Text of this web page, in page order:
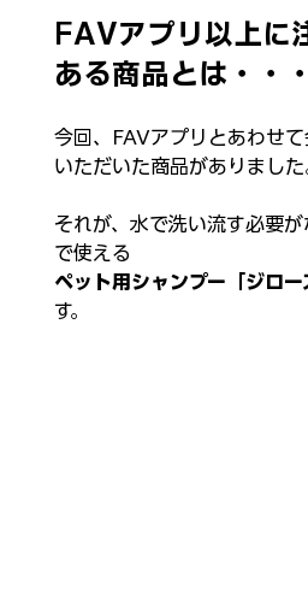
FAVアプリ以上に
ある商品とは・・
今回、FAVアプリとあわせ
いただいた商品がありました
それが、水で洗い流す必要
で使える
ペット用シャンプー「ジロー
す。